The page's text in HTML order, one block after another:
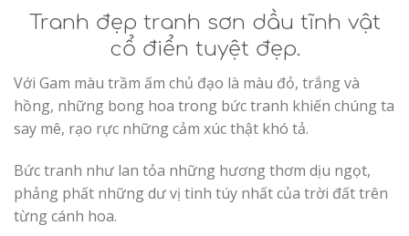
Tranh đẹp tranh sơn dầu tĩnh vật
cổ điển tuyệt đẹp.
Với Gam màu trầm ấm chủ đạo là màu đỏ, trắng và
hồng, những bong hoa trong bức tranh khiến chúng ta
say mê, rạo rực những cảm xúc thật khó tả.
Bức tranh như lan tỏa những hương thơm dịu ngọt,
phảng phất những dư vị tinh túy nhất của trời đất trên
từng cánh hoa.